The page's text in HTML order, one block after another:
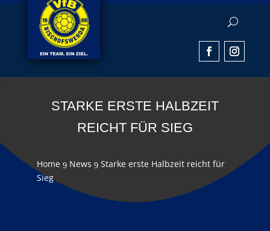
STARKE ERSTE HALBZEIT
REICHT FÜR SIEG
Home 9 News 9 Starke erste Halbzeit reicht für
Sieg